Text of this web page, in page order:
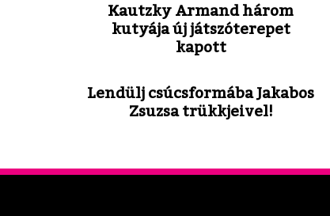
Kautzky Armand három
kutyája új játszóterepet
kapott
Lendülj csúcsformába Jakabos
Zsuzsa trükkjeivel!